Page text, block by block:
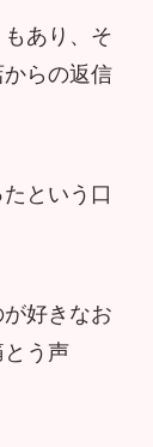
あり、そ
らの返信
という口
好きなお
う声